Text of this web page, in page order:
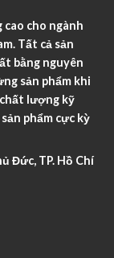
cao cho ngành
Tất cả sản
bằng nguyên
sản phẩm khi
lượng kỹ
phẩm cực kỳ
Đức, TP. Hồ Chí